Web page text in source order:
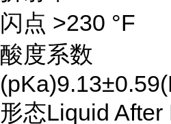
闪点 >230 °F
酸度系数
形态Liquid After